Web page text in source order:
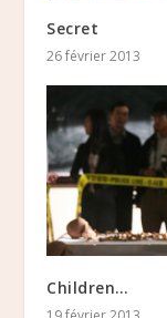
Secret
26 février 2013
Children…